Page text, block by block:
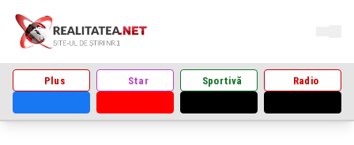
Plus Star Sportivă Radio